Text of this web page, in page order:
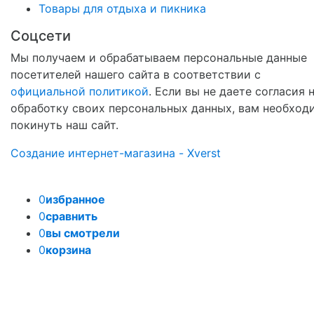
Товары для отдыха и пикника
Соцсети
Мы получаем и обрабатываем персональные данные
посетителей нашего сайта в соответствии с
официальной политикой. Если вы не даете согласия
обработку своих персональных данных, вам
покинуть наш сайт.
Создание интернет-магазина - Xverst
0избранное
0сравнить
0вы смотрели
0корзина